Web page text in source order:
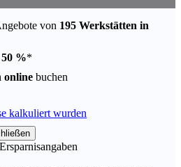
von 195 Werkstätten in
50 %*
online buchen
kalkuliert wurden